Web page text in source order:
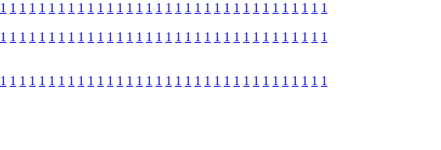
1 1 1 1 1 1 1 1 1 1 1 1 1 1 1 1 1 1 1 1 1 1 1 1 1 1 1 1 1 1 1 1 1 1
1 1 1 1 1 1 1 1 1 1 1 1 1 1 1 1 1 1 1 1 1 1 1 1 1 1 1 1 1 1 1 1 1 1
1 1 1 1 1 1 1 1 1 1 1 1 1 1 1 1 1 1 1 1 1 1 1 1 1 1 1 1 1 1 1 1 1 1